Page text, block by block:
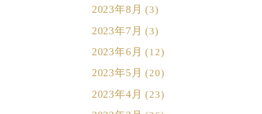
2023年8月 (3)
2023年7月 (3)
2023年6月 (12)
2023年5月 (20)
2023年4月 (23)